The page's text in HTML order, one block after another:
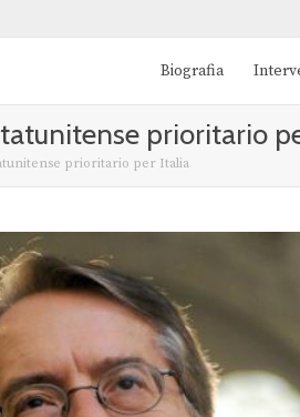
Biografia
prioritario
prioritario per Italia